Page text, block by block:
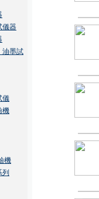
儀器
油墨試
儀
機
機